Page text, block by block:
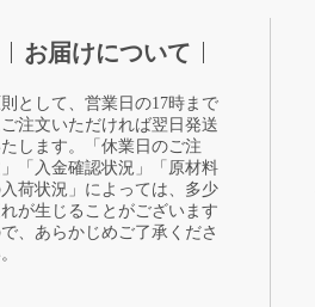
お届けについて
則として、営業日の17時まで
注文いただければ翌日発送
します。「休業日のご注
「入金確認状況」「原材料
荷状況」によっては、多少
が生じることがございます
、あらかじめご了承くださ